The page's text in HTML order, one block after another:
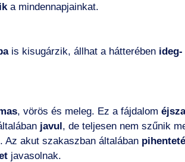
a mindennapjainkat.
is kisugárzik, állhat a hátterében ideg-
, vörös és meleg. Ez a fájdalom
javul, de teljesen nem szűnik
Az akut szakaszban általában
javasolnak.